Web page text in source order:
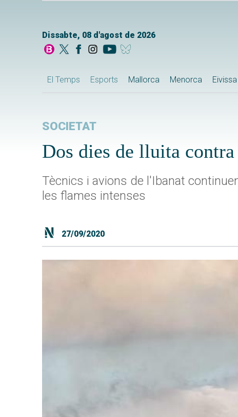
Dissabte, 08 d'agost de 2026
El Temps Esports Mallorca Menorca Eivissa
SOCIETAT
Dos dies de lluita
Tècnics i avions de l'Ibanat
les flames intenses
27/09/2020